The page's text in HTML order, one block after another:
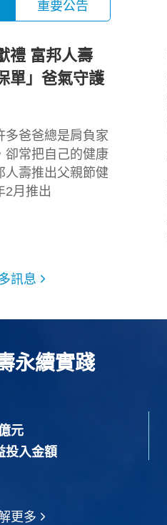
重要公告
禮 富邦人壽
單」爸氣守護
多爸爸總是肩負家
卻常把自己的健康
人壽推出父親節健
2月推出
訊息
永續實踐
元
投入金額
更多